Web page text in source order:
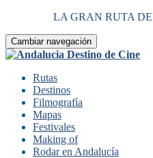
LA GRAN RUTA
Cambiar navegación
Rutas
Destinos
Filmografía
Mapas
Festivales
Making of
Rodar en Andalucía